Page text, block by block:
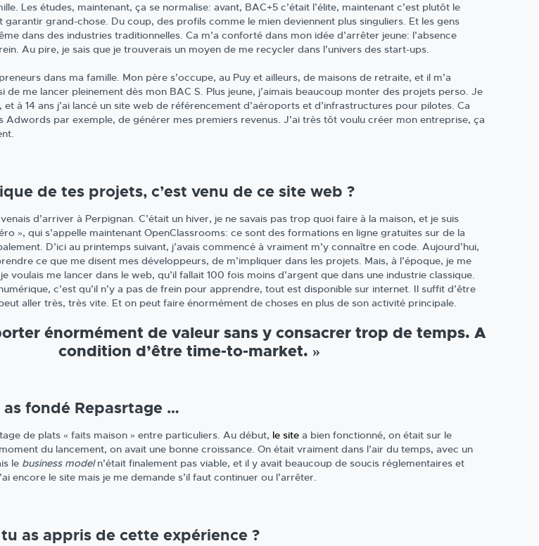
Les études, maintenant, ça se normalise: avant, BAC+5 c’était l’élite, maintenant c’est plutôt le
garantir grand-chose. Du coup, des profils comme le mien deviennent plus singuliers. Et les gens
dans des industries traditionnelles. Ca m’a conforté dans mon idée d’arrêter jeune: l’absence
Au pire, je sais que je trouverais un moyen de me recycler dans l’univers des start-ups.
dans ma famille. Mon père s’occupe, au Puy et ailleurs, de maisons de retraite, et il m’a
de me lancer pleinement dès mon BAC S. Plus jeune, j’aimais beaucoup monter des projets perso. Je
et à 14 ans j’ai lancé un site web de référencement d’aéroports et d’infrastructures pour pilotes. Ca
Adwords par exemple, de générer mes premiers revenus. J’ai très tôt voulu créer mon entreprise, ça
de tes projets, c’est venu de ce site web ?
d’arriver à Perpignan. C’était un hiver, je ne savais pas trop quoi faire à la maison, et je suis
», qui s’appelle maintenant OpenClassrooms: ce sont des formations en ligne gratuites sur de la
D’ici au printemps suivant, j’avais commencé à vraiment m’y connaître en code. Aujourd’hui,
ce que me disent mes développeurs, de m’impliquer dans les projets. Mais, à l’époque, je me
voulais me lancer dans le web, qu’il fallait 100 fois moins d’argent que dans une industrie classique.
c’est qu’il n’y a pas de frein pour apprendre, tout est disponible sur internet. Il suffit d’être
aller très, très vite. Et on peut faire énormément de choses en plus de son activité principale.
énormément de valeur sans y consacrer trop de temps. A
condition d’être time-to-market. »
as fondé Repasrtage …
de plats « faits maison » entre particuliers. Au début, le site a bien fonctionné, on était sur le
du lancement, on avait une bonne croissance. On était vraiment dans l’air du temps, avec un
le business modeln’était finalement pas viable, et il y avait beaucoup de soucis réglementaires et
encore le site mais je me demande s’il faut continuer ou l’arrêter.
tu as appris de cette expérience ?